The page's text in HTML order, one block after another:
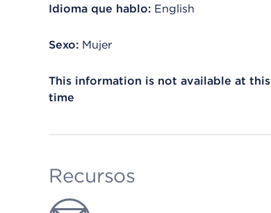
Idioma que hablo: English
Sexo: Mujer
This information is not available at this
time
Recursos